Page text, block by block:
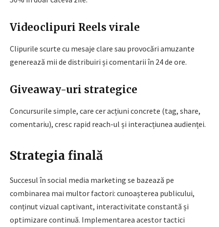
Videoclipuri Reels virale
Clipurile scurte cu mesaje clare sau provocări amuzante
generează mii de distribuiri și comentarii în 24 de ore.
Giveaway-uri strategice
Concursurile simple, care cer acțiuni concrete (tag, share,
comentariu), cresc rapid reach-ul și interacțiunea audienței.
Strategia finală
Succesul în social media marketing se bazează pe
combinarea mai multor factori: cunoașterea publicului,
conținut vizual captivant, interactivitate constantă și
optimizare continuă. Implementarea acestor tactici